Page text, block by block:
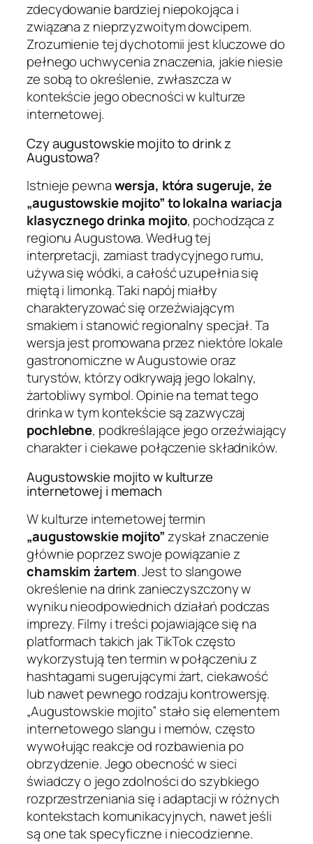
zdecydowanie bardziej niepokojąca i
związana z nieprzyzwoitym dowcipem.
Zrozumienie tej dychotomii jest kluczowe do
pełnego uchwycenia znaczenia, jakie niesie
ze sobą to określenie, zwłaszcza w
kontekście jego obecności w kulturze
internetowej.
Czy augustowskie mojito to drink z
Augustowa?
Istnieje pewnawersja, która sugeruje, że
„augustowskie mojito” to lokalna wariacja
klasycznego drinka mojito, pochodząca z
regionu Augustowa. Według tej
interpretacji, zamiast tradycyjnego rumu,
używa się wódki, a całość uzupełnia się
miętą i limonką. Taki napój miałby
charakteryzować się orzeźwiającym
smakiem i stanowić regionalny specjał. Ta
wersja jest promowana przez niektóre lokale
gastronomiczne w Augustowie oraz
turystów, którzy odkrywają jego lokalny,
żartobliwy symbol. Opinie na temat tego
drinka w tym kontekście są zazwyczaj
pochlebne, podkreślające jego orzeźwiający
charakter i ciekawe połączenie składników.
Augustowskie mojito w kulturze
internetowej i memach
W kulturze internetowej termin
„augustowskie mojito”zyskał znaczenie
głównie poprzez swoje powiązanie z
chamskim żartem. Jest to slangowe
określenie na drink zanieczyszczony w
wyniku nieodpowiednich działań podczas
imprezy. Filmy i treści pojawiające się na
platformach takich jak TikTok często
wykorzystują ten termin w połączeniu z
hashtagami sugerującymi żart, ciekawość
lub nawet pewnego rodzaju kontrowersję.
„Augustowskie mojito” stało się elementem
internetowego slangu i memów, często
wywołując reakcje od rozbawienia po
obrzydzenie. Jego obecność w sieci
świadczy o jego zdolności do szybkiego
rozprzestrzeniania się i adaptacji w różnych
kontekstach komunikacyjnych, nawet jeśli
są one tak specyficzne i niecodzienne.